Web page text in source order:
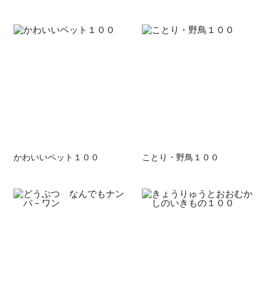
かわいいペット１００ ことり・野鳥１００